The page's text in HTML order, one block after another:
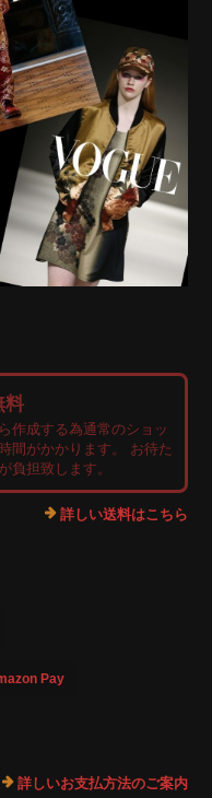
料
作成する為通常のショッ
間がかかります。 お待た
負担致します。
詳しい送料はこちら
Pay
詳しいお支払方法のご案内